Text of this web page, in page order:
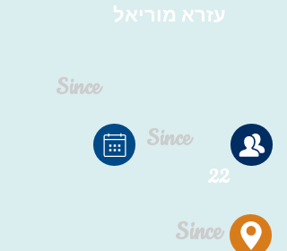
עזרא מוריאל
Since
Since
22
Since